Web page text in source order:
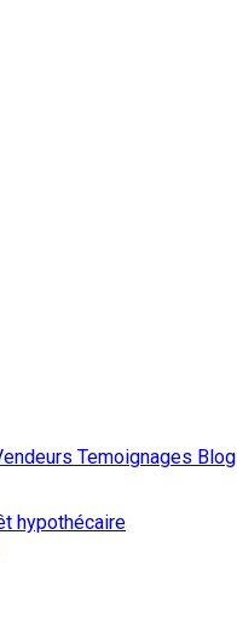
Temoignages Blog
hypothécaire